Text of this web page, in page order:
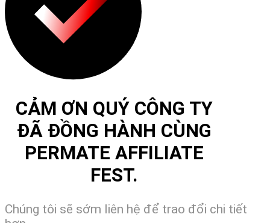
CẢM ƠN QUÝ CÔNG TY
ĐÃ ĐỒNG HÀNH CÙNG
PERMATE AFFILIATE
FEST.
Chúng tôi sẽ sớm liên hệ để trao đổi chi tiết